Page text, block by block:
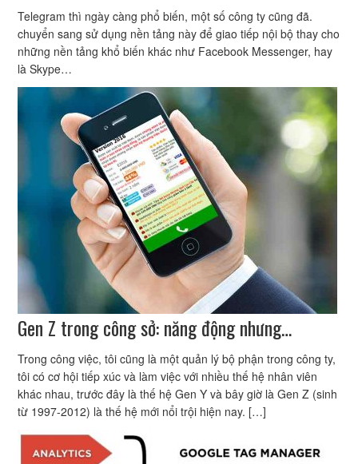
Telegram thì ngày càng phổ biến, một số công ty cũng đã.
chuyển sang sử dụng nền tảng này để giao tiếp nội bộ thay cho
những nền tảng khổ biến khác như Facebook Messenger, hay
là Skype…
Gen Z trong công sở: năng động nhưng…
Trong công việc, tôi cũng là một quản lý bộ phận trong công ty,
tôi có cơ hội tiếp xúc và làm việc với nhiều thế hệ nhân viên
khác nhau, trước đây là thế hệ Gen Y và bây giờ là Gen Z (sinh
từ 1997-2012) là thế hệ mới nổi trội hiện nay. […]